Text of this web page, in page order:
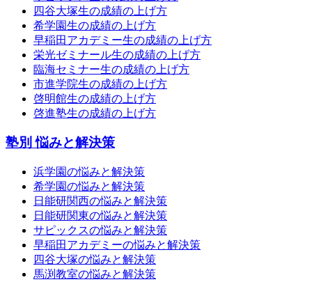
四谷大塚生の成績の上げ方
希学園生の成績の上げ方
早稲田アカデミー生の成績の上げ方
栄光ゼミナール生の成績の上げ方
臨海セミナー生の成績の上げ方
市進学院生の成績の上げ方
啓明館生の成績の上げ方
啓進塾生の成績の上げ方
塾別 悩みと解決策
浜学園の悩みと解決策
希学園の悩みと解決策
日能研関西の悩みと解決策
日能研関東の悩みと解決策
サピックスの悩みと解決策
早稲田アカデミーの悩みと解決策
四谷大塚の悩みと解決策
馬渕教室の悩みと解決策